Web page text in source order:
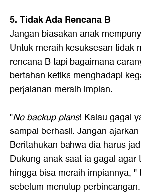
5. Tidak Ada Rencana B
Jangan biasakan anak
Untuk meraih kesuksesan tidak
rencana B tapi bagaimana
bertahan ketika menghadapi
perjalanan meraih impian.
"No backup plans! Kalau gagal
sampai berhasil. Jangan
Beritahukan bahwa dia harus
Dukung anak saat ia gagal agar
hingga bisa meraih impiannya, "
sebelum menutup perbincangan.